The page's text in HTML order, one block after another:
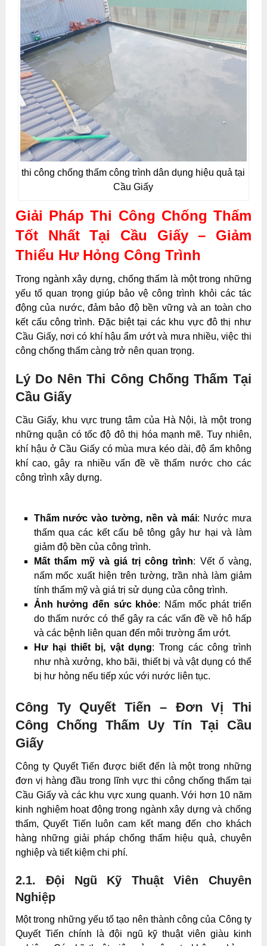
thi công chống thấm công trình dân dụng hiệu quả tại
Cầu Giấy
Giải Pháp Thi Công Chống Thấm
Tốt Nhất Tại Cầu Giấy – Giảm
Thiểu Hư Hỏng Công Trình
Trong ngành xây dựng, chống thấm là một trong những
yếu tố quan trọng giúp bảo vệ công trình khỏi các tác
động của nước, đảm bảo độ bền vững và an toàn cho
kết cấu công trình. Đặc biệt tại các khu vực đô thị như
Cầu Giấy, nơi có khí hậu ẩm ướt và mưa nhiều, việc thi
công chống thấm càng trở nên quan trọng.
Lý Do Nên Thi Công Chống Thấm Tại
Cầu Giấy
Cầu Giấy, khu vực trung tâm của Hà Nội, là một trong
những quận có tốc độ đô thị hóa mạnh mẽ. Tuy nhiên,
khí hậu ở Cầu Giấy có mùa mưa kéo dài, độ ẩm không
khí cao, gây ra nhiều vấn đề về thấm nước cho các
công trình xây dựng.
Thấm nước vào tường, nền và mái: Nước mưa
thấm qua các kết cấu bê tông gây hư hại và làm
giảm độ bền của công trình.
Mất thẩm mỹ và giá trị công trình: Vết ố vàng,
nấm mốc xuất hiện trên tường, trần nhà làm giảm
tính thẩm mỹ và giá trị sử dụng của công trình.
Ảnh hưởng đến sức khỏe: Nấm mốc phát triển
do thấm nước có thể gây ra các vấn đề về hô hấp
và các bệnh liên quan đến môi trường ẩm ướt.
Hư hại thiết bị, vật dụng: Trong các công trình
như nhà xưởng, kho bãi, thiết bị và vật dụng có thể
bị hư hỏng nếu tiếp xúc với nước liên tục.
Công Ty Quyết Tiến – Đơn Vị Thi
Công Chống Thấm Uy Tín Tại Cầu
Giấy
Công ty Quyết Tiến được biết đến là một trong những
đơn vị hàng đầu trong lĩnh vực thi công chống thấm tại
Cầu Giấy và các khu vực xung quanh. Với hơn 10 năm
kinh nghiệm hoạt động trong ngành xây dựng và chống
thấm, Quyết Tiến luôn cam kết mang đến cho khách
hàng những giải pháp chống thấm hiệu quả, chuyên
nghiệp và tiết kiệm chi phí.
2.1. Đội Ngũ Kỹ Thuật Viên Chuyên
Nghiệp
Một trong những yếu tố tạo nên thành công của Công ty
Quyết Tiến chính là đội ngũ kỹ thuật viên giàu kinh